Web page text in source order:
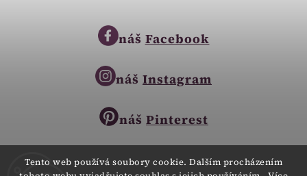
Tento web používá soubory cookie. Dalším procházením
náš Facebook
náš Instagram
náš Pinterest